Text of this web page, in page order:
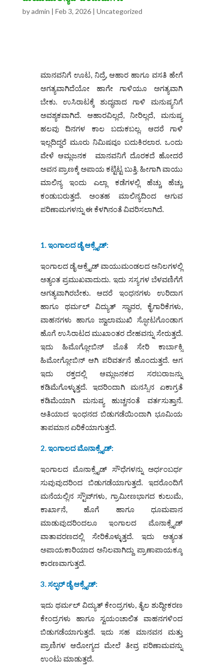
byadmin | Feb 3, 2026| Uncategorized
ಮಾನವನಿಗೆ ಊಟ, ನಿದ್ರೆ, ಆಹಾರ ಹಾಗೂ ವಸತಿ ಹೇಗೆ
ಅಗತ್ಯವಾಗಿದೆಯೋ ಹಾಗೇ ಗಾಳಿಯೂ ಅಗತ್ಯವಾಗಿ
ಬೇಕು. ಉಸಿರಾಟಕ್ಕೆ ಶುದ್ಧವಾದ ಗಾಳಿ ಮನುಷ್ಯನಿಗೆ
ಅವಶ್ಯಕವಾಗಿದೆ. ಆಹಾರವಿಲ್ಲದೆ, ನೀರಿಲ್ಲದೆ, ಮನುಷ್ಯ
ಹಲವು ದಿನಗಳ ಕಾಲ ಬದುಕಬಲ್ಲ. ಆದರೆ ಗಾಳಿ
ಇಲ್ಲದಿದ್ದರೆ ಮೂರು ನಿಮಿಷವೂ ಬದುಕಿರಲಾರ. ಒಂದು
ವೇಳೆ ಆಮ್ಲಜನಕ ಮಾನವನಿಗೆ ದೊರಕದೆ ಹೋದರೆ
ಅವನ ಪ್ರಾಣಕ್ಕೆ ಅಪಾಯ ಕಟ್ಟಿಟ್ಟ ಬುತ್ತಿ. ಹೀಗಾಗಿ ವಾಯು
ಮಾಲಿನ್ಯ ಇಂದು ಎಲ್ಲಾ ಕಡೆಗಳಲ್ಲಿ ಹೆಚ್ಚು ಹೆಚ್ಚು
ಕಂಡುಬರುತ್ತದೆ. ಅಂತಹ ಮಾಲಿನ್ಯದಿಂದ ಆಗುವ
ಪರಿಣಾಮಗಳನ್ನು ಈ ಕೆಳಗಿನಂತೆ ವಿವರಿಸಲಾಗಿದೆ.
1. ಇಂಗಾಲದ ಡೈ ಆಕ್ಸೈಡ್‌:
ಇಂಗಾಲದ ಡೈ ಆಕ್ಸೈಡ್‌ ವಾಯುಮಂಡಲದ ಅನಿಲಗಳಲ್ಲಿ
ಅತ್ಯಂತ ಪ್ರಮುಖವಾದುದು. ಇದು ಸಸ್ಯಗಳ ಬೆಳವಣಿಗೆಗೆ
ಅಗತ್ಯವಾಗಿರಬೇಕು. ಆದರೆ ಇಂಧನಗಳು ಉರಿದಾಗ
ಹಾಗೂ ಥರ್ಮಲ್‌ ವಿದ್ಯುತ್‌ ಸ್ಥಾವರ, ಕೈಗಾರಿಕೆಗಳು,
ವಾಹನಗಳು ಹಾಗೂ ಜ್ವಾಲಾಮುಖಿ ಸ್ಫೋಟಗೊಂಡಾಗ
ಹೊಗೆ ಉಸಿರಾಟದ ಮುಖಾಂತರ ದೇಹವನ್ನು ಸೇರುತ್ತದೆ.
ಇದು ಹಿಮೊಗ್ಲೋಬಿನ್‌ ಜೊತೆ ಸೇರಿ ಕಾರ್ಬಾಕ್ಸಿ
ಹಿಮೋಗ್ಲೋಬಿನ್‌ ಆಗಿ ಪರಿವರ್ತನೆ ಹೊಂದುತ್ತದೆ. ಆಗ
ಇದು ರಕ್ತದಲ್ಲಿ ಆಮ್ಲಜನಕದ ಸರಬರಾಜನ್ನು
ಕಡಿಮೆಗೊಳ್ಳುತ್ತದೆ. ಇದರಿಂದಾಗಿ ಮನಸ್ಸಿನ ಏಕಾಗ್ರತೆ
ಕಡಿಮೆಯಾಗಿ ಮನುಷ್ಯ ಹುಚ್ಚನಂತೆ ವರ್ತಸುತ್ತಾನೆ.
ಅತಿಯಾದ ಇಂಧನದ ಬಿಡುಗಡೆಯಿಂದಾಗಿ ಭೂಮಿಯ
ತಾಪಮಾನ ಏರಿಕೆಯಾಗುತ್ತದೆ.
2. ಇಂಗಾಲದ ಮೊನಾಕ್ಸೈಡ್‌:
ಇಂಗಾಲದ ಮೊನಾಕ್ಸೈಡ್‌ ಸೌಧೆಗಳನ್ನು ಅರ್ಧಂಬರ್ಧ
ಸುವುವುದರಿಂದ ಬಿಡುಗಡೆಯಾಗುತ್ತದೆ. ಇದರೊಂದಿಗೆ
ಮನೆಯಲ್ಲಿನ ಸ್ಟೌವ್‌ಗಳು, ಗ್ರಾಮೀಣಭಾಗದ ಕುಲುಮೆ,
ಕಾರ್ಖಾನೆ, ಹೊಗೆ ಹಾಗೂ ಧೂಮಪಾನ
ಮಾಡುವುದರಿಂದಲೂ ಇಂಗಾಲದ ಮೊನಾಕ್ಸೈಡ್‌
ವಾತಾವರಣದಲ್ಲಿ ಸೇರಿಕೊಳ್ಳುತ್ತದೆ. ಇದು ಅತ್ಯಂತ
ಅಪಾಯಕಾರಿಯಾದ ಅನಿಲವಾಗಿದ್ದು ಪ್ರಾಣಾಪಾಯಕ್ಕೂ
ಕಾರಣವಾಗುತ್ತದೆ.
3. ಸಲ್ಫರ್‌ ಡೈ ಆಕ್ಸೈಡ್‌:
ಇದು ಥರ್ಮಲ್‌ ವಿದ್ಯುತ್‌ ಕೇಂದ್ರಗಳು, ತೈಲ ಶುದ್ಧೀಕರಣ
ಕೇಂದ್ರಗಳು ಹಾಗೂ ಸ್ವಯಂಚಾಲಿತ ವಾಹನಗಳಿಂದ
ಬಿಡುಗಡೆಯಾಗುತ್ತದೆ. ಇದು ಸಹ ಮಾನವನ ಮತ್ತು
ಪ್ರಾಣಿಗಳ ಆರೋಗ್ಯದ ಮೇಲೆ ತೀವ್ರ ಪರಿಣಾಮವನ್ನು
ಉಂಟು ಮಾಡುತ್ತದೆ.